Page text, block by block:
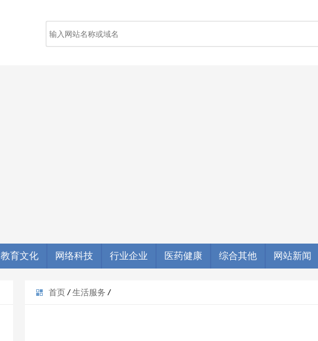
教育文化 网络科技 行业企业 医药健康 综合其他 网站新闻
首页 / 生活服务 /